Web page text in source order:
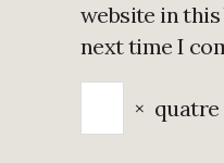
website in
next time I
× quatre